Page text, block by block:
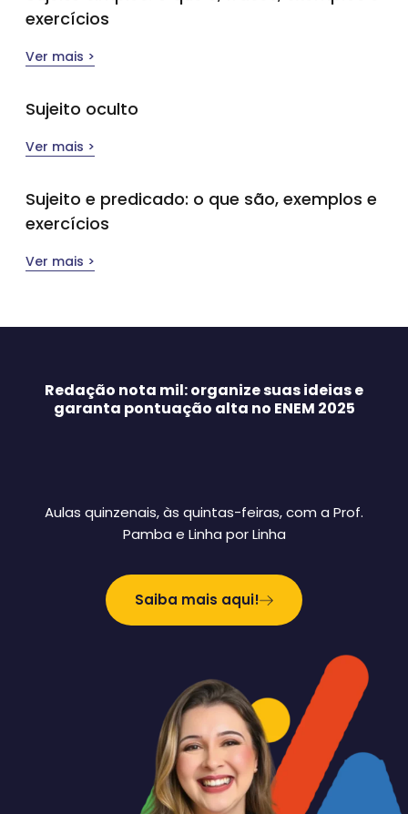
exercícios
Ver mais >
Sujeito oculto
Ver mais >
Sujeito e predicado: o que são, exemplos e
exercícios
Ver mais >
Redação nota mil: organize suas ideias e
garanta pontuação alta no ENEM 2025
Aulas quinzenais, às quintas-feiras, com a Prof.
Pamba e Linha por Linha
Saiba mais aqui!